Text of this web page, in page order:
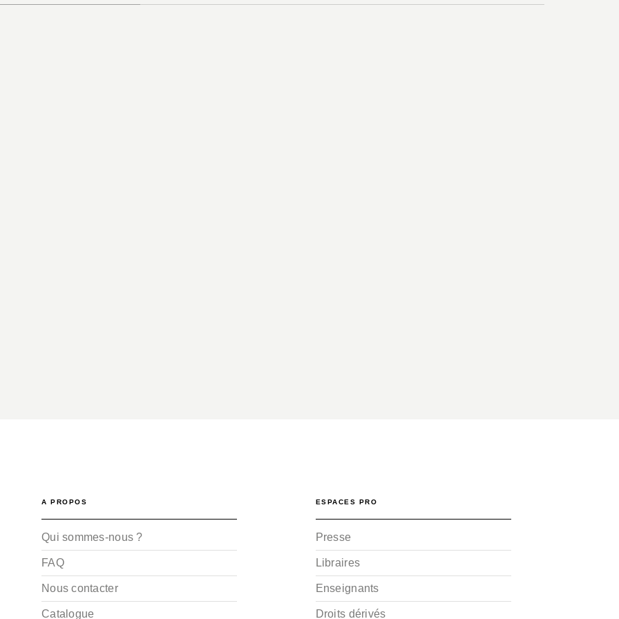
A PROPOS
Qui sommes-nous ?
FAQ
Nous contacter
Catalogue
ESPACES PRO
Presse
Libraires
Enseignants
Droits dérivés